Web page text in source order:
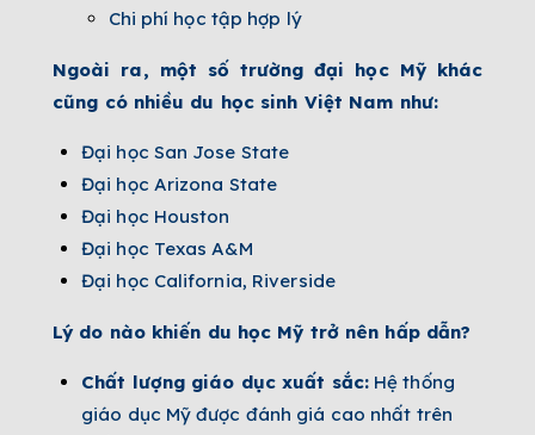
Chi phí học tập hợp lý
Ngoài ra, một số trường đại học Mỹ khác
cũng có nhiều du học sinh Việt Nam như:
Đại học San Jose State
Đại học Arizona State
Đại học Houston
Đại học Texas A&M
Đại học California, Riverside
Lý do nào khiến du học Mỹ trở nên hấp dẫn?
Chất lượng giáo dục xuất sắc:Hệ thống
giáo dục Mỹ được đánh giá cao nhất trên